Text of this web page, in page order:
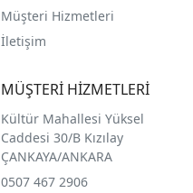
Müşteri Hizmetleri
İletişim
MÜŞTERİ HİZMETLERİ
Kültür Mahallesi Yüksel
Caddesi 30/B Kızılay
ÇANKAYA/ANKARA
0507 467 2906